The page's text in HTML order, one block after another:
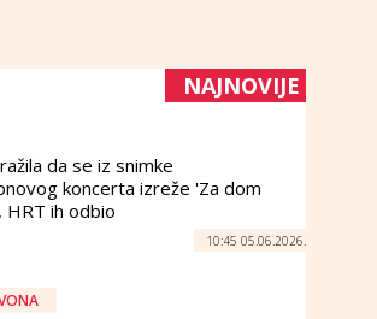
NAJNOVIJE
da se iz snimke
koncerta izreže 'Za dom
HRT ih odbio
10:45 05.06.2026.